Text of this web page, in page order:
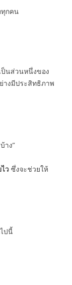
ทุกคน
ป็นส่วนหนึ่งของ
างมีประสิทธิภาพ
าง”
ว ซึ่งจะช่วยให้
ปนี้